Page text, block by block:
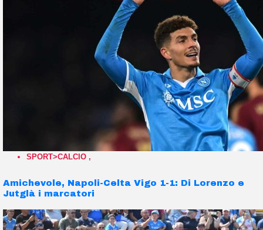
SPORT>CALCIO ,
Amichevole, Napoli-Celta Vigo 1-1: Di Lorenzo e
Jutglà i marcatori